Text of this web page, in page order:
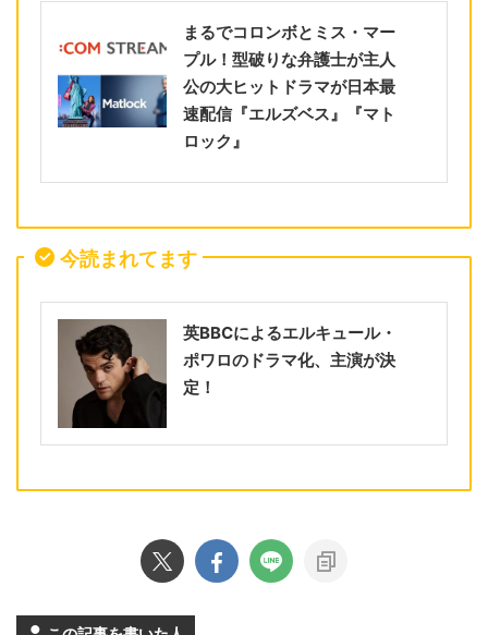
まるでコロンボとミス・マー
プル！型破りな弁護士が主人
公の大ヒットドラマが日本最
速配信『エルズベス』『マト
ロック』
今読まれてます
英BBCによるエルキュール・
ポワロのドラマ化、主演が決
定！